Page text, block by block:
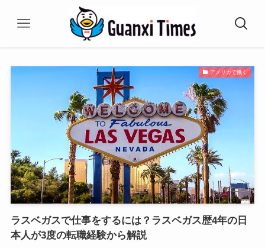
アメリカで働く
ラスベガスで仕事をするには？ラスベガス歴4年の日
本人が3度の転職経験から解説